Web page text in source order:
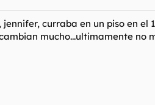
curraba en un piso en
mucho...ultimamente no